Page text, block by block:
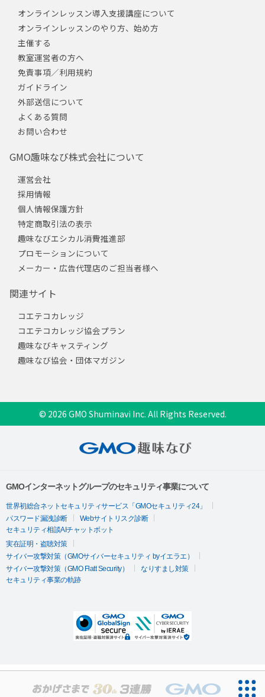
オンラインレッスン導入支援講座について
オンラインレッスンのやり方、始め方
主催する
教室運営者の方へ
免責事項／利用規約
ガイドライン
外部送信について
よくある質問
お問い合わせ
GMO趣味なび株式会社について
運営会社
採用情報
個人情報保護方針
特定商取引法の表示
趣味なびエシカル消費推進部
プロモーションについて
メーカー・広告代理店のご担当者様へ
関連サイト
コエテコカレッジ
コエテコカレッジ協会プラン
趣味なびキャスティング
趣味なび協会・団体マガジン
© 2026 GMO Shuminavi Inc. All Rights Reserved.